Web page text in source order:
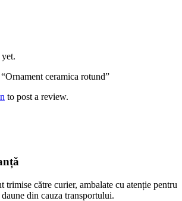
ceramica rotund”
to post a review.
trimise către curier, ambalate cu atenție pentru
din cauza transportului.